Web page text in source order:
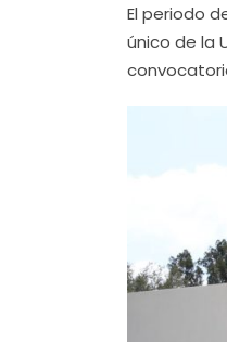
El periodo
único de la